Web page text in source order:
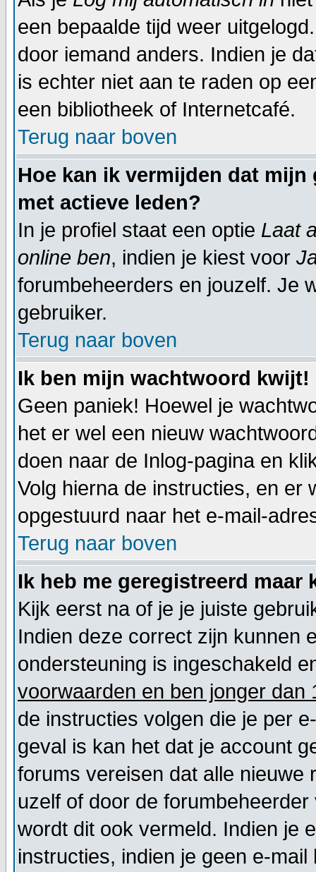
een bepaalde tijd weer
door iemand anders. Indien je
is echter niet aan te raden op
een bibliotheek of Internetcafé.
Terug naar boven
Hoe kan ik vermijden dat
met actieve leden?
In je profiel staat een optie Laat
online ben, indien je kiest voor
forumbeheerders en jouzelf. Je
gebruiker.
Terug naar boven
Ik ben mijn wachtwoord kwijt!
Geen paniek! Hoewel je
het er wel een nieuw
doen naar de Inlog-pagina en
Volg hierna de instructies, en er
opgestuurd naar het e-mail-
Terug naar boven
Ik heb me geregistreerd maar
Kijk eerst na of je je juiste
Indien deze correct zijn kunnen
ondersteuning is ingeschakeld
voorwaarden en ben jonger dan
de instructies volgen die je per
geval is kan het dat je account
forums vereisen dat alle nieuwe
uzelf of door de
wordt dit ook vermeld. Indien je
instructies, indien je geen e-